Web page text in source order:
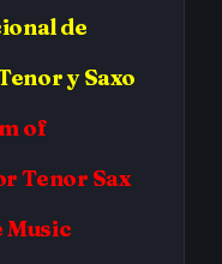
de
y Saxo
of
Tenor Sax
Music